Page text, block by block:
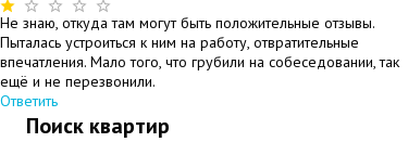
Не знаю, откуда там могут быть положительные отзывы.
Пыталась устроиться к ним на работу, отвратительные
впечатления. Мало того, что грубили на собеседовании, так
ещё и не перезвонили.
Ответить
Поиск квартир